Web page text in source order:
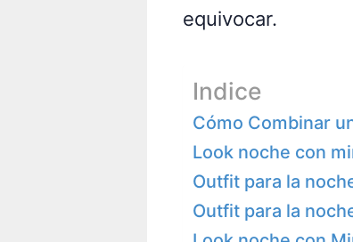
equivocar.
Indice
Cómo Combinar
Look noche con
Outfit para la
Outfit para la